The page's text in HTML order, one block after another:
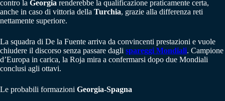
contro la Georgia renderebbe la qualificazione praticamente certa,
anche in caso di vittoria della Turchia, grazie alla differenza reti
nettamente superiore.
La squadra di De la Fuente arriva da convincenti prestazioni e vuole
chiudere il discorso senza passare dagli spareggi Mondiali. Campione
d’Europa in carica, la Roja mira a confermarsi dopo due Mondiali
conclusi agli ottavi.
Le probabili formazioni Georgia-Spagna